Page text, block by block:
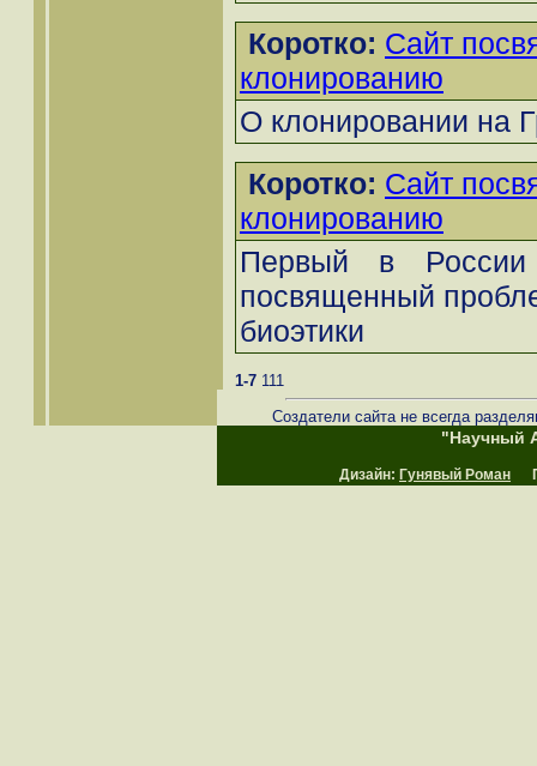
Коротко: Сайт
клонированию
О клонировании на
Коротко: Сайт
клонированию
Первый в России
посвященный
биоэтики
1-7 111
Создатели сайта не всегда
"Научный
Дизайн: Гунявый Роман